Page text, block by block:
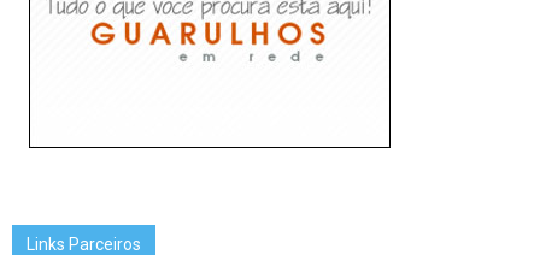
Links Parceiros